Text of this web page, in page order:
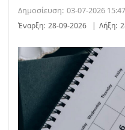
Δημοσίευση: 03-07-2026 15:47
Έναρξη: 28-09-2026 | Λήξη: